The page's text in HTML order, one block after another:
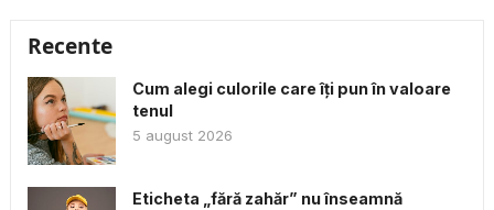
Recente
Cum alegi culorile care îți pun în valoare
tenul
5 august 2026
Eticheta „fără zahăr” nu înseamnă